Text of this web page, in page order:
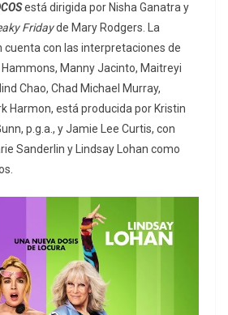
está dirigida por Nisha Ganatra y
Fridayde Mary Rodgers. La
cuenta con las interpretaciones de
Manny Jacinto, Maitreyi
Chao, Chad Michael Murray,
Harmon, está producida por Kristin
p.g.a., y Jamie Lee Curtis, con
Sanderlin y Lindsay Lohan como